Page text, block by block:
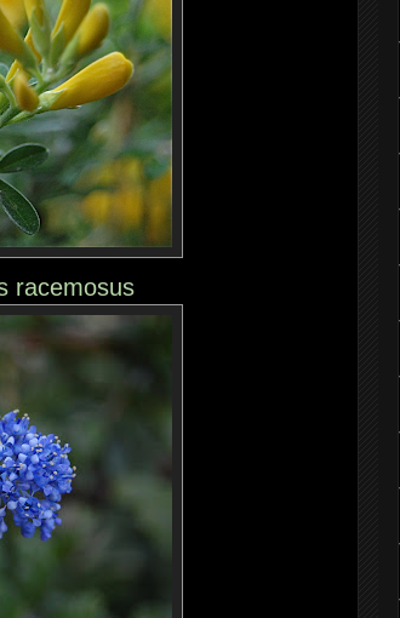
racemosus